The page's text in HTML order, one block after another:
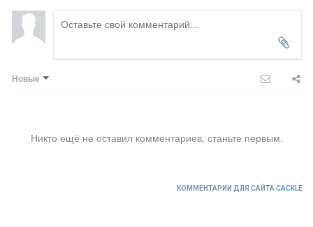
Новые
Никто ещё не оставил комментариев, станьте первым.
КОММЕНТАРИИ ДЛЯ САЙТА CACKLE